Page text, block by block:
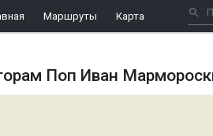
Маршруты Карта
Поп Иван